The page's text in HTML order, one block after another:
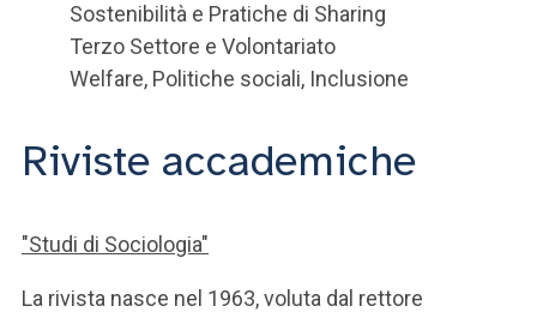
Sostenibilità e Pratiche di Sharing
Terzo Settore e Volontariato
Welfare, Politiche sociali, Inclusione
Riviste accademiche
"Studi di Sociologia"
La rivista nasce nel 1963, voluta dal rettore